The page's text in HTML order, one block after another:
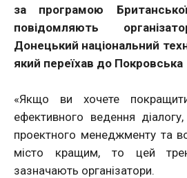
за програмою
повідомляють
Донецький національний
який переїхав до Покровська
«Якщо ви хочете
ефективного ведення
проектного менеджменту та
місто кращим, то цей
зазначають організатори.